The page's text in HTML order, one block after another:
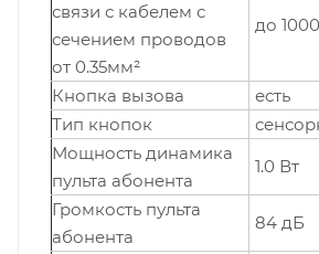
связи с кабелем с
сечением проводов
от 0.35мм²
до
Кнопка вызова
есть
Тип кнопок
Мощность динамика
пульта абонента
1.0 Вт
Громкость пульта
абонента
84 дБ